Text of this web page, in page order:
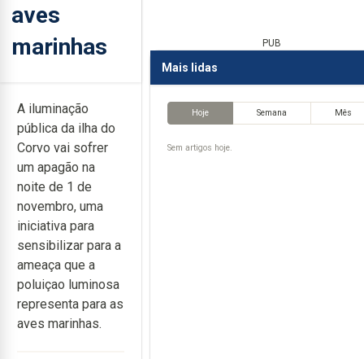
aves
marinhas
A iluminação
pública da ilha do
Corvo vai sofrer
um apagão na
noite de 1 de
novembro, uma
iniciativa para
sensibilizar para a
ameaça que a
poluiçao luminosa
representa para as
aves marinhas.
PUB
Mais lidas
Hoje Semana Mês
Sem artigos hoje.